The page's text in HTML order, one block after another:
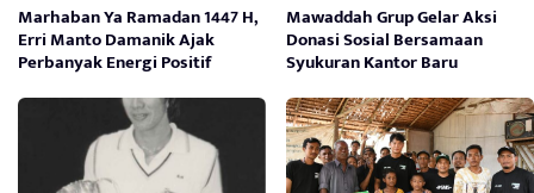
Marhaban Ya Ramadan 1447 H,
Erri Manto Damanik Ajak
Perbanyak Energi Positif
Mawaddah Grup Gelar Aksi
Donasi Sosial Bersamaan
Syukuran Kantor Baru